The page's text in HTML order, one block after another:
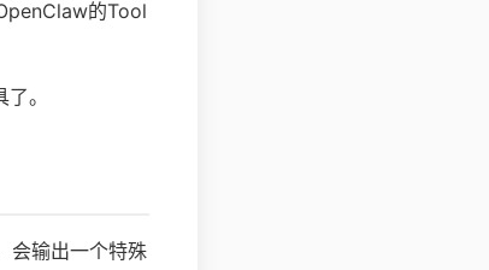
的Tool
。
会输出一个特殊